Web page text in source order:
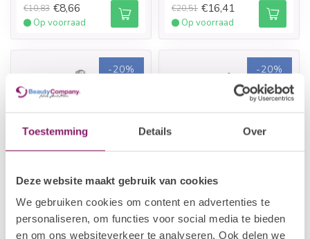
Toestemming Details Over
Deze website maakt gebruik van cookies
We gebruiken cookies om content en advertenties te
personaliseren, om functies voor social media te bieden
en om ons websiteverkeer te analyseren. Ook delen we
€10,83 €8,66
Op voorraad
€20,51 €16,41
Op voorraad
-20%
BEAUTY COMPANY
Tungsten Bit - Cylinder -
Blue
-20%
BEAUTY COMPANY
Blue